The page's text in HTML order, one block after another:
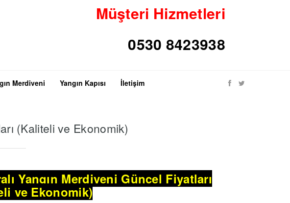
Müşteri Hizmetleri
Merdiveni Yangın Kapısı İletişim
(Kaliteli ve Ekonomik)
Yangın Merdiveni Güncel Fiyatları
ve Ekonomik)